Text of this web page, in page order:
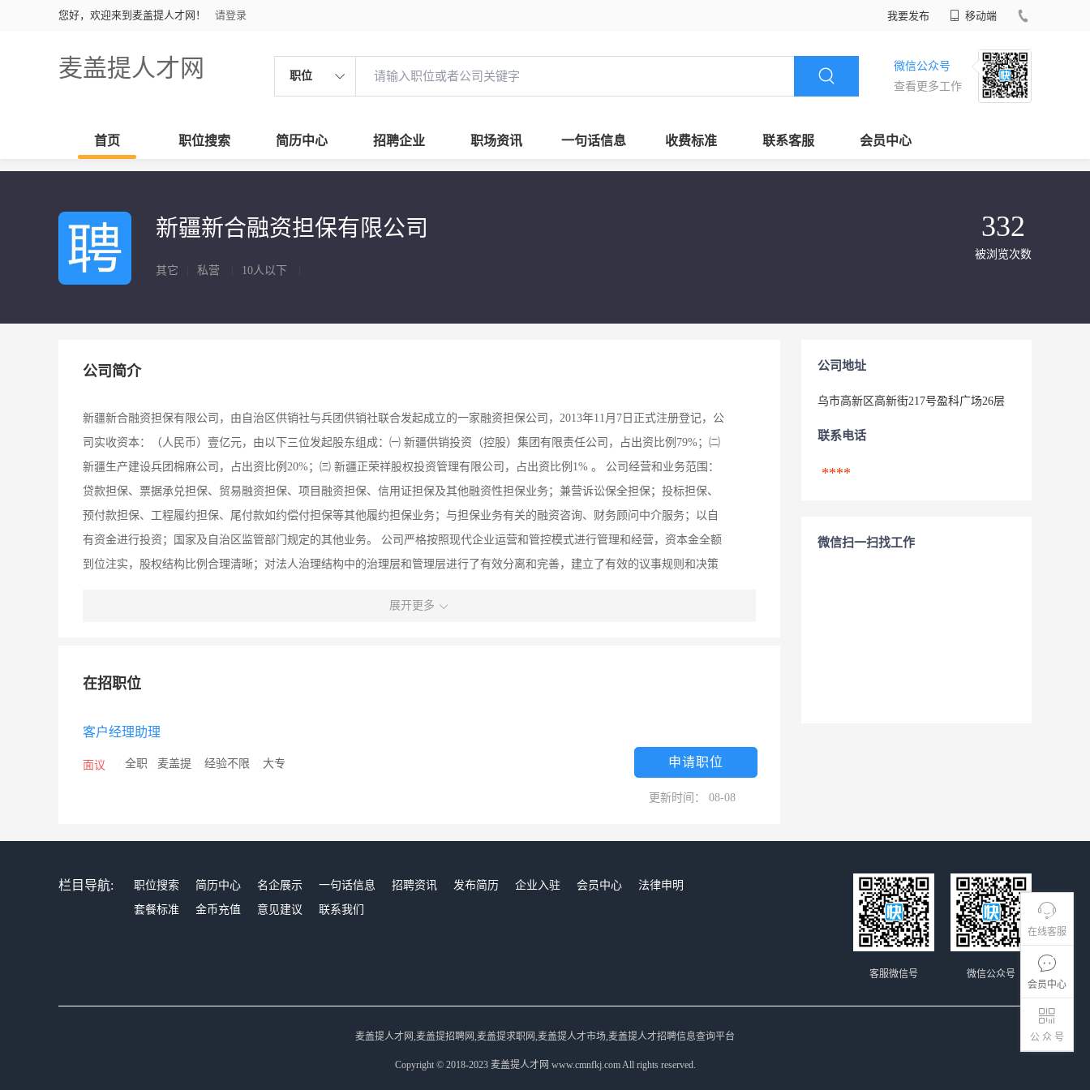
您好，欢迎来到麦盖提人才网！ 请登录 我要发布 移动端
麦盖提人才网 职位
微信公众号
查看更多工作
首页 职位搜索 简历中心 招聘企业 职场资讯 一句话信息 收费标准 联系客服 会员中心
在线客服
会员中心
公 众 号
新疆新合融资担保有限公司
其它 私营 10人以下
332
被浏览次数
公司简介
新疆新合融资担保有限公司，由自治区供销社与兵团供销社联合发起成立的一家融资担保公司，2013年11月7日正式注册登记，公
司实收资本：（人民币）壹亿元，由以下三位发起股东组成：㈠ 新疆供销投资（控股）集团有限责任公司，占出资比例79%；㈡
新疆生产建设兵团棉麻公司，占出资比例20%；㈢ 新疆正荣祥股权投资管理有限公司，占出资比例1% 。 公司经营和业务范围：
贷款担保、票据承兑担保、贸易融资担保、项目融资担保、信用证担保及其他融资性担保业务；兼营诉讼保全担保；投标担保、
预付款担保、工程履约担保、尾付款如约偿付担保等其他履约担保业务；与担保业务有关的融资咨询、财务顾问中介服务；以自
有资金进行投资；国家及自治区监管部门规定的其他业务。 公司严格按照现代企业运营和管控模式进行管理和经营，资本金全额
到位注实，股权结构比例合理清晰；对法人治理结构中的治理层和管理层进行了有效分离和完善，建立了有效的议事规则和决策
行《内部控制准则》科学设立了公司部门机构，对不相容职能、职责、岗位进行了有效分离，规范了业务、风险控制、法务操作
天山北坡经济带区域内的各类生产制造业、批发零售业、服务业，以及各类专业合作社、商会、商圈等经营性中小微企业为主。
有融资需求的客户，向合作银行机构推荐，达到合作共赢的目标。 公司目前合作的银行有：中国银行、建设银行、交通银行、中
信银行、乌鲁木齐银行、昆仑银行、华夏银行、乌鲁木齐县农村信用合作社、哈密银行、广发银行。
展开更多
在招职位
客户经理助理
面议 全职 麦盖提 经验不限 大专 申请职位
更新时间： 08-08
公司地址
乌市高新区高新街217号盈科广场26层
联系电话
****
微信扫一扫找工作
栏目导航: 职位搜索 简历中心 名企展示 一句话信息 招聘资讯 发布简历 企业入驻 会员中心
法律申明
套餐标准
金币充值 意见建议 联系我们
微信公众号
客服微信号
麦盖提人才网,麦盖提招聘网,麦盖提求职网,麦盖提人才市场,麦盖提人才招聘信息查询平台
Copyright © 2018-2023 麦盖提人才网 www.cmnfkj.com All rights reserved.